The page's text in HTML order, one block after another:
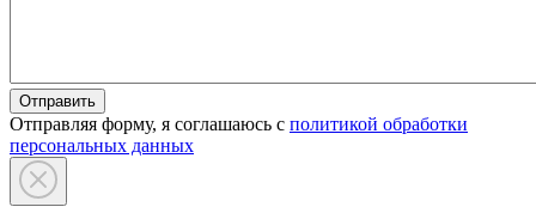
Отправляя форму, я соглашаюсь с политикой обработки
персональных данных